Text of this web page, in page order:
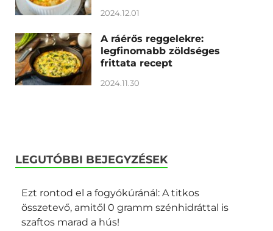
2024.12.01
A ráérős reggelekre:
legfinomabb zöldséges
frittata recept
2024.11.30
LEGUTÓBBI BEJEGYZÉSEK
Ezt rontod el a fogyókúránál: A titkos
összetevő, amitől 0 gramm szénhidráttal is
szaftos marad a hús!